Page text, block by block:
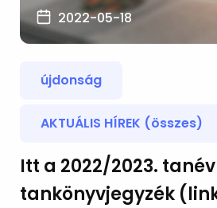
2022-05-18
újdonság
AKTUÁLIS HÍREK (összes)
Itt a 2022/2023.
tankönyvjegyzék